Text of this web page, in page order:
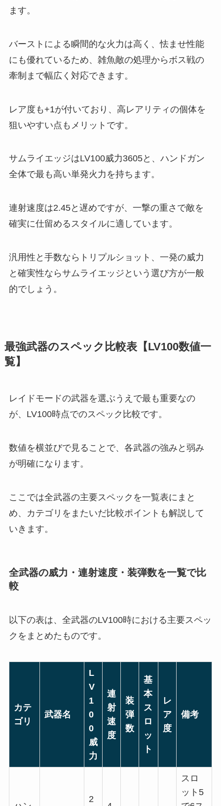
ます。
バーストによる瞬間的な火力は高く、怯ませ性能
にも優れているため、雑魚敵の処理からボス戦の
牽制まで幅広く対応できます。
レア度も+1が付いており、高レアリティの個体を
狙いやすい点もメリットです。
サムライエッジはLV100威力3605と、ハンドガン
全体で最も高い単発火力を持ちます。
連射速度は2.45と遅めですが、一撃の重さで敵を
確実に仕留めるスタイルに適しています。
汎用性と手数ならトリプルショット、一発の威力
と確実性ならサムライエッジという選び方が一般
的でしょう。
最強武器のスペック比較表【LV100数値一
覧】
レイドモードの武器を選ぶうえで最も重要なの
が、LV100時点でのスペック比較です。
数値を横並びで見ることで、各武器の強みと弱み
が明確になります。
ここでは全武器の主要スペックを一覧表にまと
め、カテゴリをまたいだ比較ポイントも解説して
いきます。
全武器の威力・連射速度・装弾数を一覧で比
較
以下の表は、全武器のLV100時における主要スペッ
クをまとめたものです。
カテ
ゴリ
武器名
L
V
1
0
0
威
力
連
射
速
度
装
弾
数
基
本
ス
ロ
ッ
ト
レ
ア
度
備考
2
スロ
ット5